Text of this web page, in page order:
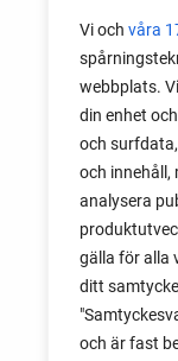
Vi och våra
webbplats.
din enhet
och
och
analysera
gälla för alla
ditt
och är fast